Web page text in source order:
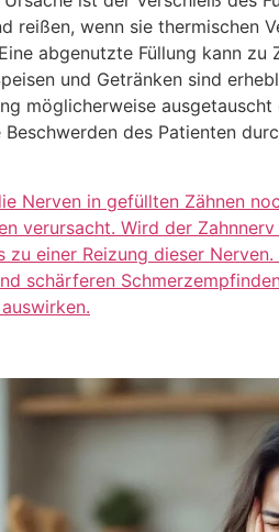
reißen, wenn sie thermischen
abgenutzte Füllung kann
und Getränken sind
möglicherweise
Beschwerden des Patienten
Nerven in gefüllten Zähnen
verursacht. Wird der
zu einer Reizung dieser
schärferen